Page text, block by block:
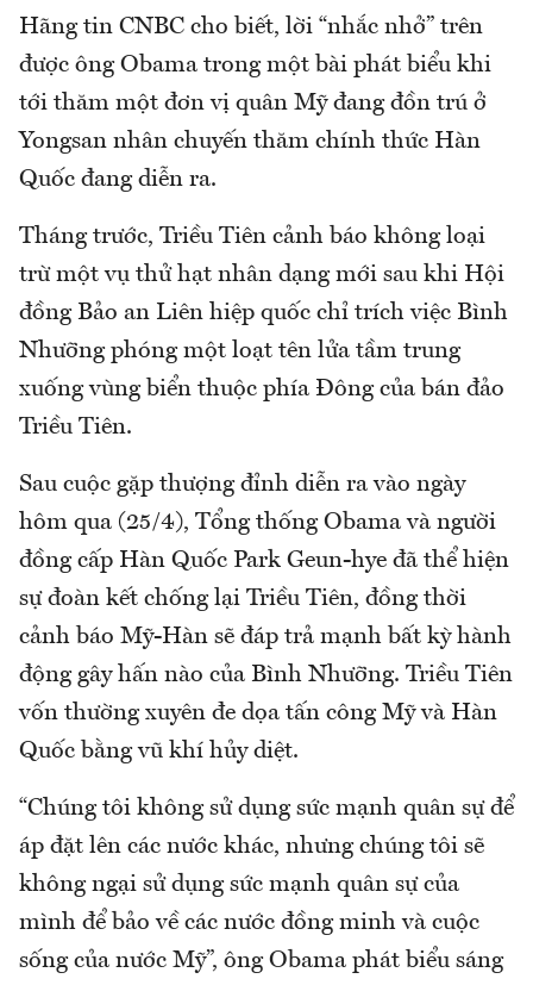
Hãng tin CNBC cho biết, lời “nhắc nhở” trên
được ông Obama trong một bài phát biểu khi
tới thăm một đơn vị quân Mỹ đang đồn trú ở
Yongsan nhân chuyến thăm chính thức Hàn
Quốc đang diễn ra.
Tháng trước, Triều Tiên cảnh báo không loại
trừ một vụ thử hạt nhân dạng mới sau khi Hội
đồng Bảo an Liên hiệp quốc chỉ trích việc Bình
Nhưỡng phóng một loạt tên lửa tầm trung
xuống vùng biển thuộc phía Đông của bán đảo
Triều Tiên.
Sau cuộc gặp thượng đỉnh diễn ra vào ngày
hôm qua (25/4), Tổng thống Obama và người
đồng cấp Hàn Quốc Park Geun-hye đã thể hiện
sự đoàn kết chống lại Triều Tiên, đồng thời
cảnh báo Mỹ-Hàn sẽ đáp trả mạnh bất kỳ hành
động gây hấn nào của Bình Nhưỡng. Triều Tiên
vốn thường xuyên đe dọa tấn công Mỹ và Hàn
Quốc bằng vũ khí hủy diệt.
“Chúng tôi không sử dụng sức mạnh quân sự để
áp đặt lên các nước khác, nhưng chúng tôi sẽ
không ngại sử dụng sức mạnh quân sự của
mình để bảo về các nước đồng minh và cuộc
sống của nước Mỹ”, ông Obama phát biểu sáng